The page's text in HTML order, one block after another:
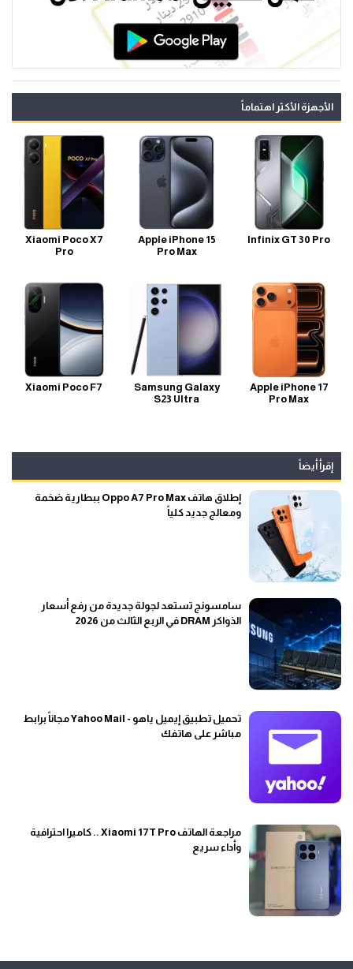
الأجهزة الأكثر اهتماماً
Infinix GT 30 Pro
Apple iPhone 15
Pro Max
Xiaomi Poco X7
Pro
Apple iPhone 17
Pro Max
Samsung Galaxy
S23 Ultra
Xiaomi Poco F7
إقرأ أيضاً
إطلاق هاتف Oppo A7 Pro Max ببطارية ضخمة
ومعالج جديد كلياً
سامسونج تستعد لجولة جديدة من رفع أسعار
الذواكر DRAM في الربع الثالث من 2026
تحميل تطبيق إيميل ياهو - Yahoo Mail مجاناً برابط
مباشر على هاتفك
مراجعة الهاتف Xiaomi 17T Pro .. كاميرا احترافية
وأداء سريع